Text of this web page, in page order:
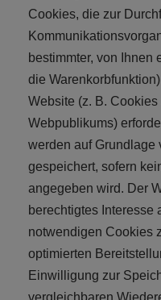
Cookies, die zur
bestimmter, von Ihnen
die
Website (z. B.
Webpublikums)
werden auf Grundlage
gespeichert, sofern
angegeben wird. Der
berechtigtes Interesse
notwendigen Cookies
optimierten
Einwilligung zur
vergleichbaren